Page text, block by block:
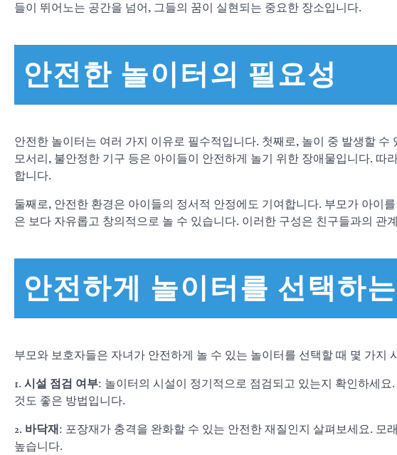
들이 뛰어노는 공간을 넘어, 그들의 꿈이 실현되는 중요한 장소입니다.
안전한 놀이터의 필요성
안전한 놀이터는 여러 가지 이유로 필수적입니다. 첫째로, 놀이 중 발생할
모서리, 불안정한 기구 등은 아이들이 안전하게 놀기 위한 장애물입니다.
합니다.
둘째로, 안전한 환경은 아이들의 정서적 안정에도 기여합니다. 부모가 아이
은 보다 자유롭고 창의적으로 놀 수 있습니다. 이러한 구성은 친구들과의 관
안전하게 놀이터를 선택하
부모와 보호자들은 자녀가 안전하게 놀 수 있는 놀이터를 선택할 때 몇 가지
1. 시설 점검 여부: 놀이터의 시설이 정기적으로 점검되고 있는지 확인하세
것도 좋은 방법입니다.
2. 바닥재 : 포장재가 충격을 완화할 수 있는 안전한 재질인지 살펴보세요. 모
높습니다.